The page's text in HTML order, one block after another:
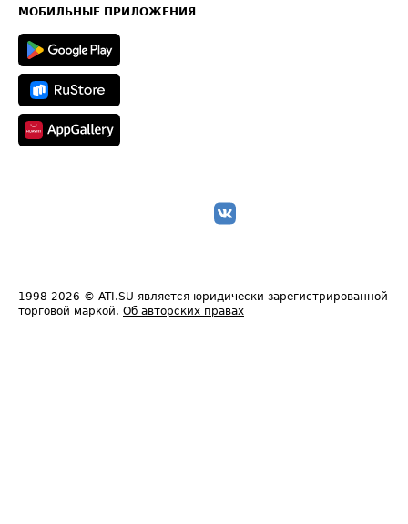
Техническая информация
МОБИЛЬНЫЕ ПРИЛОЖЕНИЯ
1998-2026 © ATI.SU является юридически зарегистрированной
торговой маркой. Об авторских правах